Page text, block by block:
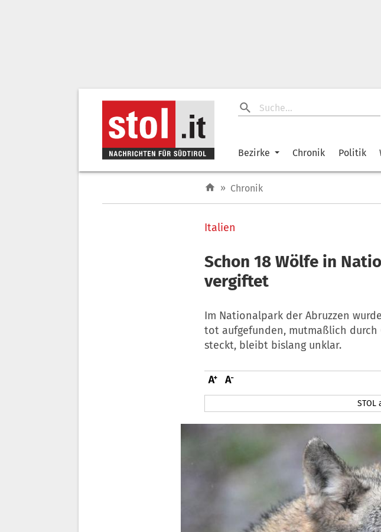
Bezirke Chronik Politik
» Chronik
Italien
Schon 18 Wölfe in
vergiftet
Im Nationalpark der Abruzzen
tot aufgefunden, mutmaßlich
steckt, bleibt bislang unklar.
STOL